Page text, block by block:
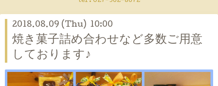
2018.08.09 (Thu) 10:00
焼き菓子詰め合わせなど多数ご用意
しております♪